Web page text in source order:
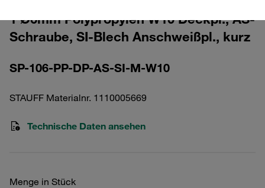
1 Ø6mm Polypropylen W10 Deckpl., AS-
Schraube, SI-Blech Anschweißpl., kurz
SP-106-PP-DP-AS-SI-M-W10
STAUFF Materialnr. 1110005669
Technische Daten ansehen
Menge in Stück